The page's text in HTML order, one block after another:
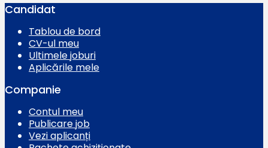
Candidat
Tablou de bord
CV-ul meu
Ultimele joburi
Aplicările mele
Companie
Contul meu
Publicare job
Vezi aplicanți